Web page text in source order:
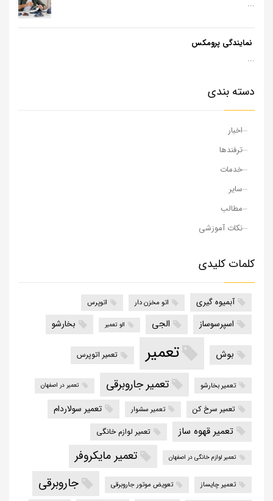
...
نمایندگی پرومکس
...
دسته بندی
اخبار
ترفندها
خدمات
سایر
مطالب
نکات آموزشی
کلمات کلیدی
آبمیوه گیری اتو مخزن دار اتوپرس
اسپرسوساز الجی الو تعمیر بخارشو
بوش تعمیر تعمیر اتوپرس
تعمیر بخارشو تعمیر جاروبرقی تعمیر در اصفهان
تعمیر سرخ کن تعمیر سشوار تعمیر سولاردام
تعمیر قهوه ساز تعمیر لوازم خانگی
تعمیر لوازم خانگی در اصفهان تعمیر مایکروفر
تعمیر چایساز تعویض موتور جاروبرقی جاروبرقی